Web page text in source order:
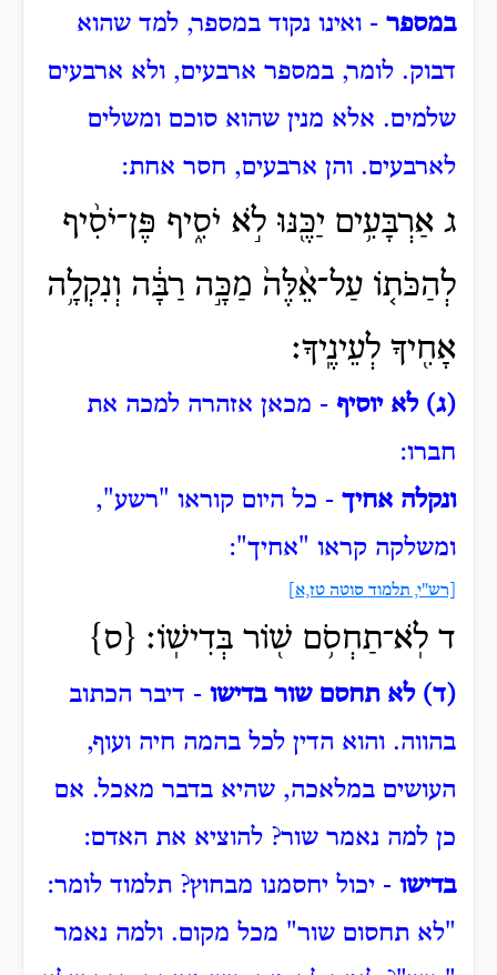
במספר - ואינו נקוד במספר, למד שהוא
דבוק. לומר, במספר ארבעים, ולא ארבעים
שלמים. אלא מנין שהוא סוכם ומשלים
לארבעים. והן ארבעים, חסר אחת:
ג אַרְבָּעִ֥ים יַכֶּ֖נּוּ לֹ֣א יֹסִ֑יף פֶּן־יֹסִ֨יף
לְהַכֹּת֤וֹ עַל־אֵ֨לֶּה֙ מַכָּ֣ה רַבָּ֔ה וְנִקְלָ֥ה
אָחִ֖יךָ לְעֵינֶֽיךָ׃
(ג) לא יוסיף - מכאן אזהרה למכה את
חברו:
ונקלה אחיך - כל היום קוראו "רשע",
ומשלקה קראו "אחיך":
[רש"י, תלמוד סוטה טז,א]
ד לֹֽא־תַחְסֹ֥ם שׁ֖וֹר בְּדִישֽׁוֹ׃ {ס}
(ד) לא תחסם שור בדישו - דיבר הכתוב
בהווה. והוא הדין לכל בהמה חיה ועוף,
העושים במלאכה, שהיא בדבר מאכל. אם
כן למה נאמר שור? להוציא את האדם:
בדישו - יכול יחסמנו מבחוץ? תלמוד לומר:
"לא תחסום שור" מכל מקום. ולמה נאמר